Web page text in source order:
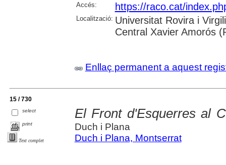
Accés: https://raco.cat/
Localització: Universitat Rovira i
Central Xavier Amorós
Enllaç permanent a aquest
15 / 730
select
print
Text complet
El Front d'Esquerres al
Duch i Plana
Duch i Plana, Montserrat